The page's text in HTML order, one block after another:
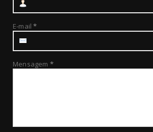
E-mail*
Mensagem *